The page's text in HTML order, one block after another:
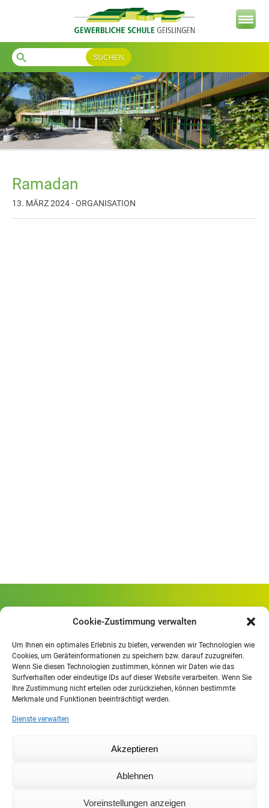
Cookie-Zustimmung verwalten
Um Ihnen ein optimales Erlebnis zu bieten, verwenden wir Technologien wie
Cookies, um Geräteinformationen zu speichern bzw. darauf zuzugreifen.
Wenn Sie diesen Technologien zustimmen, können wir Daten wie das
Surfverhalten oder eindeutige IDs auf dieser Website verarbeiten. Wenn Sie
Ihre Zustimmung nicht erteilen oder zurückziehen, können bestimmte
Merkmale und Funktionen beeinträchtigt werden.
Dienste verwalten
Akzeptieren
Ablehnen
Voreinstellungen anzeigen
search
Ramadan
13. MÄRZ 2024 - ORGANISATION
Rheinlandstraße 80
Öffnungszeiten
Mo. - Fr.
07.30 - 13.00 Uhr
Mo. - Do.
13:30 - 15.30 Uhr
Datenschutzerklärung
IHK